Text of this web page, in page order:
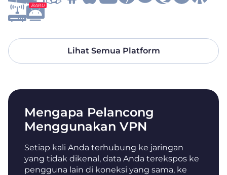
BARU
Lihat Semua Platform
Mengapa Pelancong
Menggunakan VPN
Setiap kali Anda terhubung ke jaringan
yang tidak dikenal, data Anda terekspos ke
pengguna lain di koneksi yang sama, ke